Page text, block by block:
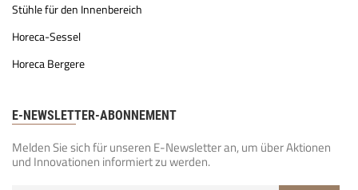
Stühle für den Innenbereich
Horeca-Sessel
Horeca Bergere
E-NEWSLETTER-ABONNEMENT
Melden Sie sich für unseren E-Newsletter an, um über Aktionen
und Innovationen informiert zu werden.